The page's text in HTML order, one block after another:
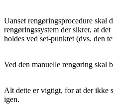
Uanset rengøringsprocedure skal
rengøringssystem der sikrer, at
holdes ved set-punktet (dvs. den
Ved den manuelle rengøring skal
Alt dette er vigtigt, for at der ikke
igen.